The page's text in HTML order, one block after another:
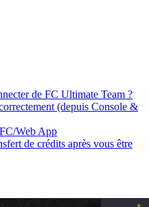
de FC Ultimate Team ?
(depuis Console &
Web App
de crédits après vous être